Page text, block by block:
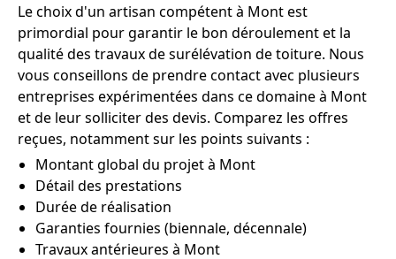
Le choix d'un artisan compétent à Mont est
primordial pour garantir le bon déroulement et la
qualité des travaux de surélévation de toiture. Nous
vous conseillons de prendre contact avec plusieurs
entreprises expérimentées dans ce domaine à Mont
et de leur solliciter des devis. Comparez les offres
reçues, notamment sur les points suivants :
Montant global du projet à Mont
Détail des prestations
Durée de réalisation
Garanties fournies (biennale, décennale)
Travaux antérieures à Mont